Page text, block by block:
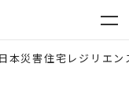
本災害住宅レジリエ